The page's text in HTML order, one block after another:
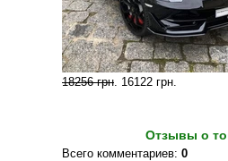
18256 грн. 16122 грн.
Отзывы о
Всего комментариев: 0